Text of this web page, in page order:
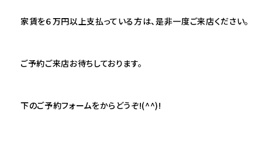
家賃を６万円以上支払っている方は、是非一度ご来店ください。
ご予約ご来店お待ちしております。
下のご予約フォームをからどうぞ!(^^)!